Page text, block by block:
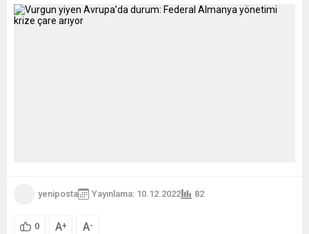
yeniposta Yayınlama: 10.12.2022 82
0 A+ A-